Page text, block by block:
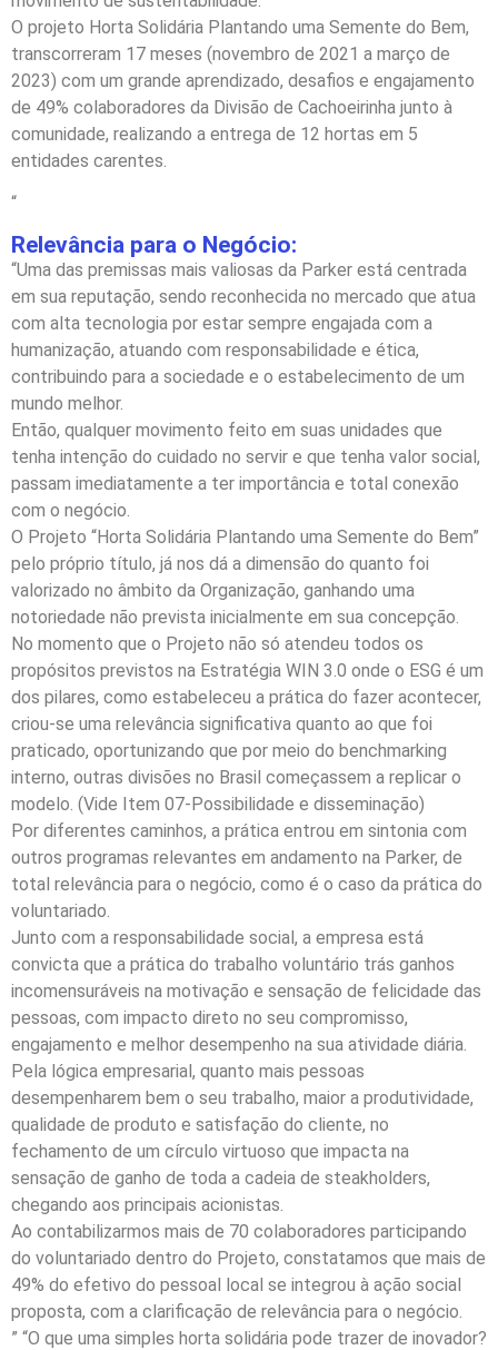
O projeto Horta Solidária Plantando uma Semente do Bem,
transcorreram 17 meses (novembro de 2021 a março de
2023) com um grande aprendizado, desafios e engajamento
de 49% colaboradores da Divisão de Cachoeirinha junto à
comunidade, realizando a entrega de 12 hortas em 5
entidades carentes.
“
Relevância para o Negócio:
“Uma das premissas mais valiosas da Parker está centrada
em sua reputação, sendo reconhecida no mercado que atua
com alta tecnologia por estar sempre engajada com a
humanização, atuando com responsabilidade e ética,
contribuindo para a sociedade e o estabelecimento de um
mundo melhor.
Então, qualquer movimento feito em suas unidades que
tenha intenção do cuidado no servir e que tenha valor social,
passam imediatamente a ter importância e total conexão
com o negócio.
O Projeto “Horta Solidária Plantando uma Semente do Bem”
pelo próprio título, já nos dá a dimensão do quanto foi
valorizado no âmbito da Organização, ganhando uma
notoriedade não prevista inicialmente em sua concepção.
No momento que o Projeto não só atendeu todos os
propósitos previstos na Estratégia WIN 3.0 onde o ESG é um
dos pilares, como estabeleceu a prática do fazer acontecer,
criou-se uma relevância significativa quanto ao que foi
praticado, oportunizando que por meio do benchmarking
interno, outras divisões no Brasil começassem a replicar o
modelo. (Vide Item 07-Possibilidade e disseminação)
Por diferentes caminhos, a prática entrou em sintonia com
outros programas relevantes em andamento na Parker, de
total relevância para o negócio, como é o caso da prática do
voluntariado.
Junto com a responsabilidade social, a empresa está
convicta que a prática do trabalho voluntário trás ganhos
incomensuráveis na motivação e sensação de felicidade das
pessoas, com impacto direto no seu compromisso,
engajamento e melhor desempenho na sua atividade diária.
Pela lógica empresarial, quanto mais pessoas
desempenharem bem o seu trabalho, maior a produtividade,
qualidade de produto e satisfação do cliente, no
fechamento de um círculo virtuoso que impacta na
sensação de ganho de toda a cadeia de steakholders,
chegando aos principais acionistas.
Ao contabilizarmos mais de 70 colaboradores participando
do voluntariado dentro do Projeto, constatamos que mais de
49% do efetivo do pessoal local se integrou à ação social
proposta, com a clarificação de relevância para o negócio.
” “O que uma simples horta solidária pode trazer de inovador?